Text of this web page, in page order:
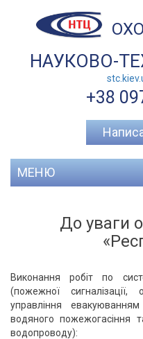
НАУКОВО-
+38
МЕНЮ
До уваги
Виконання робіт по
(пожежної
управління
водяного пожежогасіння
водопроводу):